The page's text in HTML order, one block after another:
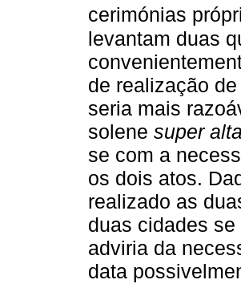
cerimónias
levantam duas
de realização
seria mais
solene super
se com a
os dois atos.
realizado as
duas cidades
adviria da
data